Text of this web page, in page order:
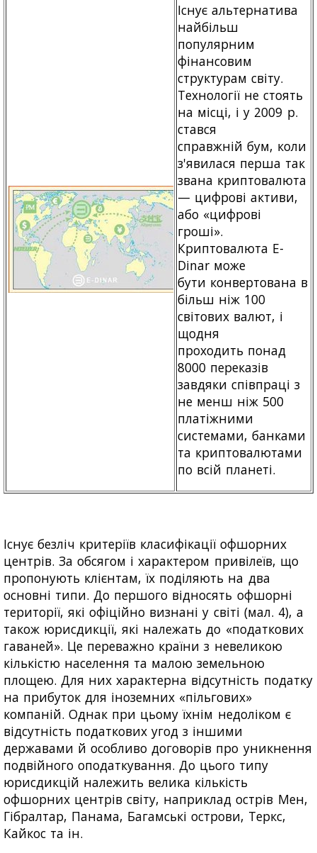
Існує альтернатива
найбільш
популярним
фінансовим
структурам світу.
Технології не стоять
на місці, і у 2009 р.
стався
справжній бум, коли
з'явилася перша так
звана криптовалюта
— цифрові активи,
або «цифрові
гроші».
Криптовалюта E-
Dinar може
бути конвертована в
більш ніж 100
світових валют, і
щодня
проходить понад
8000 переказів
завдяки співпраці з
не менш ніж 500
платіжними
системами, банками
та криптовалютами
по всій планеті.
Існує безліч критеріїв класифікації офшорних
центрів. За обсягом і характером привілеїв, що
пропонують клієнтам, їх поділяють на два
основні типи. До першого відносять офшорні
території, які офіційно визнані у світі (мал. 4), а
також юрисдикції, які належать до «податкових
гаваней». Це переважно країни з невеликою
кількістю населення та малою земельною
площею. Для них характерна відсутність податку
на прибуток для іноземних «пільгових»
компаній. Однак при цьому їхнім недоліком є
відсутність податкових угод з іншими
державами й особливо договорів про уникнення
подвійного оподаткування. До цього типу
юрисдикцій належить велика кількість
офшорних центрів світу, наприклад острів Мен,
Гібралтар, Панама, Багамські острови, Теркс,
Кайкос та ін.